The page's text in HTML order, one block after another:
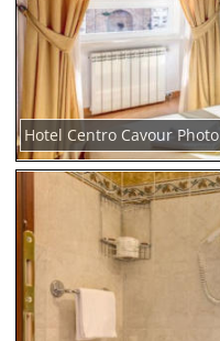
Hotel Centro Cavour Photo